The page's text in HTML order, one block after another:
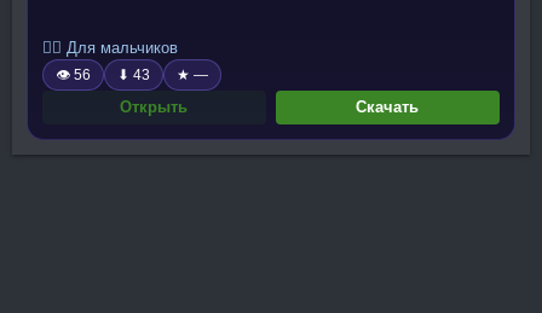
🧍‍♂️ Для мальчиков
👁 56 ⬇ 43 ★ —
Открыть Скачать